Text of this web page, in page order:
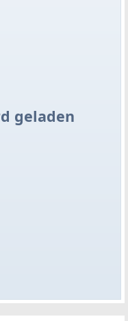
geladen